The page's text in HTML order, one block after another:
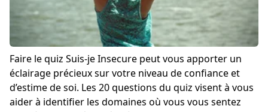
Faire le quiz Suis-je Insecure peut vous apporter un
éclairage précieux sur votre niveau de confiance et
d’estime de soi. Les 20 questions du quiz visent à vous
aider à identifier les domaines où vous vous sentez